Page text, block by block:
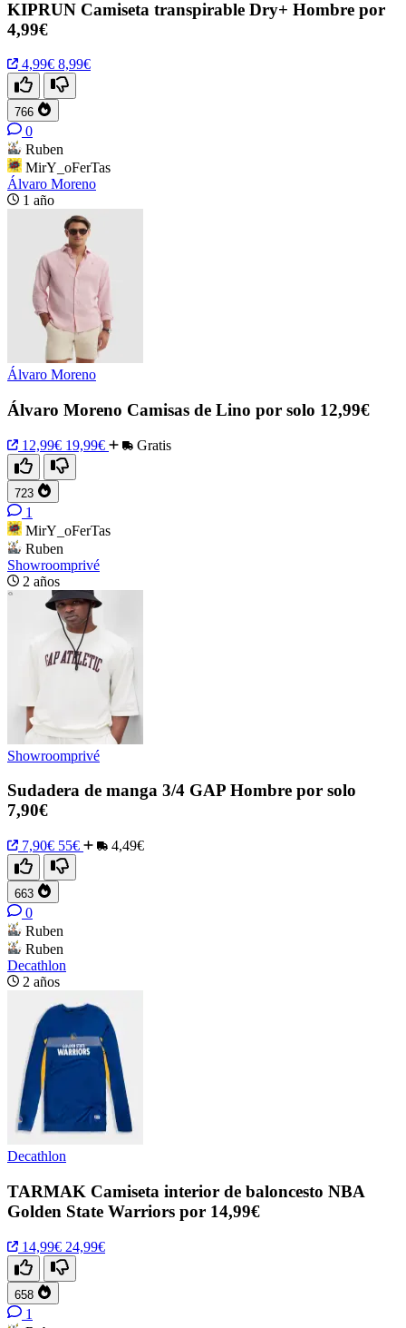
KIPRUN Camiseta transpirable Dry+ Hombre por
4,99€
4,99€ 8,99€
766
0
Ruben
MirY_oFerTas
Álvaro Moreno
1 año
Álvaro Moreno
Álvaro Moreno Camisas de Lino por solo 12,99€
12,99€ 19,99€ Gratis
723
1
MirY_oFerTas
Ruben
Showroomprivé
2 años
Showroomprivé
Sudadera de manga 3/4 GAP Hombre por solo
7,90€
7,90€ 55€ 4,49€
663
0
Ruben
Ruben
Decathlon
2 años
Decathlon
TARMAK Camiseta interior de baloncesto NBA
Golden State Warriors por 14,99€
14,99€ 24,99€
658
1